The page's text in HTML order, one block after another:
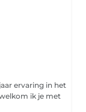
ik je met